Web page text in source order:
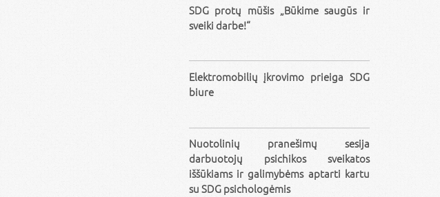
SDG protų mūšis „Būkime saugūs ir
sveiki darbe!“
Elektromobilių įkrovimo prieiga SDG
biure
Nuotolinių pranešimų sesija
darbuotojų psichikos sveikatos
iššūkiams ir galimybėms aptarti kartu
su SDG psichologėmis